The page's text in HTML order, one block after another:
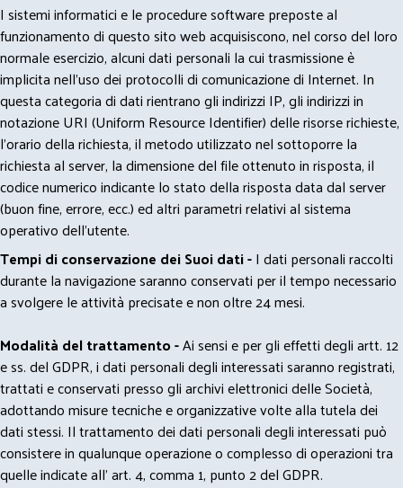
I sistemi informatici e le procedure software preposte al
funzionamento di questo sito web acquisiscono, nel corso del loro
normale esercizio, alcuni dati personali la cui trasmissione è
implicita nell'uso dei protocolli di comunicazione di Internet. In
questa categoria di dati rientrano gli indirizzi IP, gli indirizzi in
notazione URI (Uniform Resource Identifier) delle risorse richieste,
l'orario della richiesta, il metodo utilizzato nel sottoporre la
richiesta al server, la dimensione del file ottenuto in risposta, il
codice numerico indicante lo stato della risposta data dal server
(buon fine, errore, ecc.) ed altri parametri relativi al sistema
operativo dell'utente.
Tempi di conservazione dei Suoi dati -I dati personali raccolti
durante la navigazione saranno conservati per il tempo necessario
a svolgere le attività precisate e non oltre 24 mesi.
Modalità del trattamento -Ai sensi e per gli effetti degli artt. 12
e ss. del GDPR, i dati personali degli interessati saranno registrati,
trattati e conservati presso gli archivi elettronici delle Società,
adottando misure tecniche e organizzative volte alla tutela dei
dati stessi. Il trattamento dei dati personali degli interessati può
consistere in qualunque operazione o complesso di operazioni tra
quelle indicate all' art. 4, comma 1, punto 2 del GDPR.